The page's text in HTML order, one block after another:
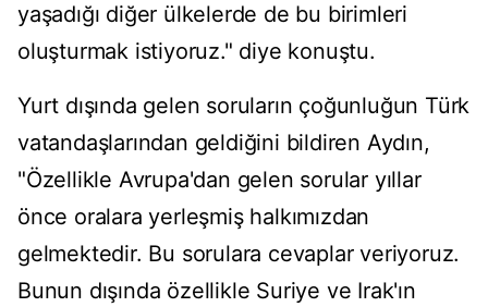
yaşadığı diğer ülkelerde de bu birimleri
oluşturmak istiyoruz." diye konuştu.
Yurt dışında gelen soruların çoğunluğun Türk
vatandaşlarından geldiğini bildiren Aydın,
"Özellikle Avrupa'dan gelen sorular yıllar
önce oralara yerleşmiş halkımızdan
gelmektedir. Bu sorulara cevaplar veriyoruz.
Bunun dışında özellikle Suriye ve Irak'ın